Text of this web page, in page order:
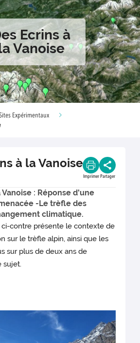
Ecrins à
Vanoise
Expérimentaux
à la Vanoise
Imprimer Partager
Vanoise : Réponse d'une
-Le trèfle des
climatique.
ci-contre présente le contexte de
sur le trèfle alpin, ainsi que les
sur plus de deux ans de
sujet.